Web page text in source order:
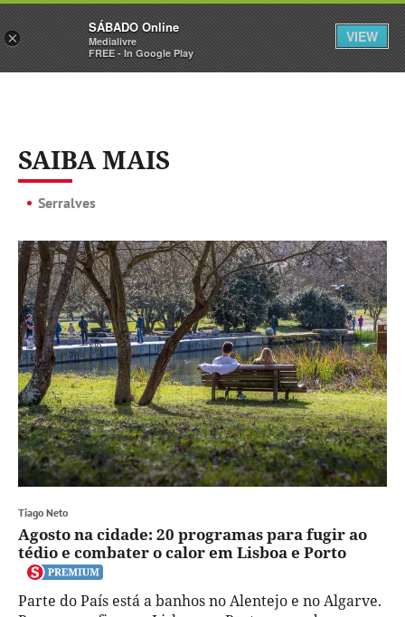
Sábado Assine Iniciar Sessão
SAIBA MAIS
Serralves
Tiago Neto
Agosto na cidade: 20 programas para fugir ao
tédio e combater o calor em Lisboa e Porto
Parte do País está a banhos no Alentejo e no Algarve.
×
SÁBADO Online
Medialivre
FREE - In Google Play
VIEW